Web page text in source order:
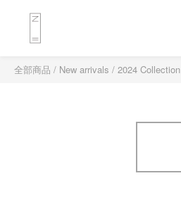
全部商品 / New arrivals / 2024 Collection